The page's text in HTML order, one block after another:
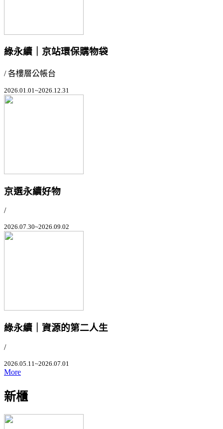
綠永續｜京站環保購物袋
/ 各樓層公帳台
2026.01.01~2026.12.31
京選永續好物
/
2026.07.30~2026.09.02
綠永續｜資源的第二人生
/
2026.05.11~2026.07.01
More
新櫃